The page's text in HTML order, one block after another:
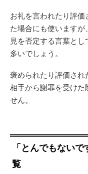
お礼を言われたり評
た場合にも使います
見を否定する言葉と
多いでしょう。
褒められたり評価され
相手から謝罪を受けた
せん。
「とんでもない
覧